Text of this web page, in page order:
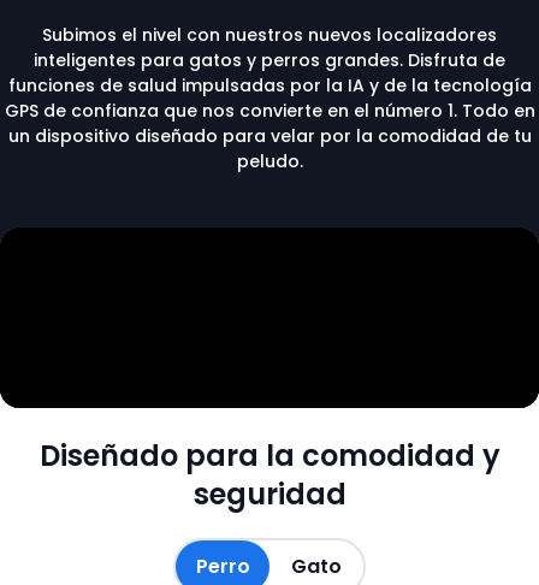
Subimos el nivel con nuestros nuevos localizadores
inteligentes para gatos y perros grandes. Disfruta de
funciones de salud impulsadas por la IA y de la tecnología
GPS de confianza que nos convierte en el número 1. Todo en
un dispositivo diseñado para velar por la comodidad de tu
peludo.
Diseñado para la comodidad y
seguridad
Perro Gato